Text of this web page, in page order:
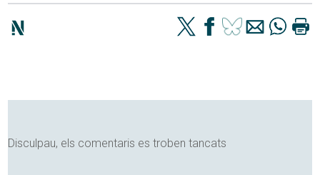
Disculpau, els comentaris es troben tancats